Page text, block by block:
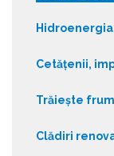
Cetățenii,
Trăiește
Clădiri